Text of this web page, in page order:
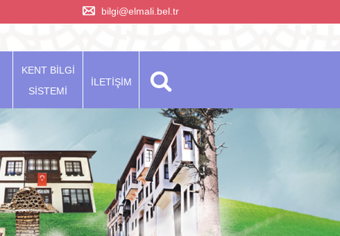
bilgi@elmali.bel.tr
KENT BİLGİ
SİSTEMİ
İLETİŞİM